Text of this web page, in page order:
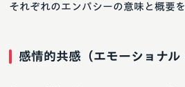
それぞれのエンパシーの意味と概要
感情的共感（エモーショナル